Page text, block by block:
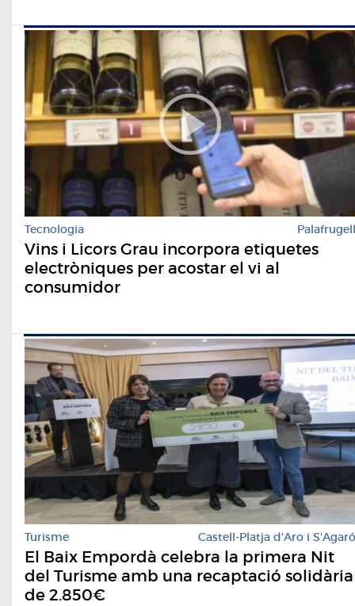
Tecnologia Palafrugell
Vins i Licors Grau incorpora etiquetes
electròniques per acostar el vi al
consumidor
Turisme Castell-Platja d'Aro i S'Agaró
El Baix Empordà celebra la primera Nit
del Turisme amb una recaptació solidària
de 2.850€